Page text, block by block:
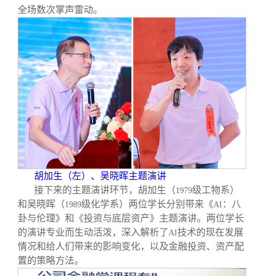
全场数次掌声雷动。
胡加生（左）、吴晓晖主题演讲
接下来的主题演讲环节，胡加生（ 1979级工物系）
和吴晓晖（ 1989级化学系）两位学长分别带来《AI ：八
卦与伦理》和《投资与底层资产》主题演讲。两位学长
的演讲专业而生动活泼，深入解析了 AI技术的现在发展
情况和给人们带来的影响变化，以及金融投资、资产配
置的策略方法。